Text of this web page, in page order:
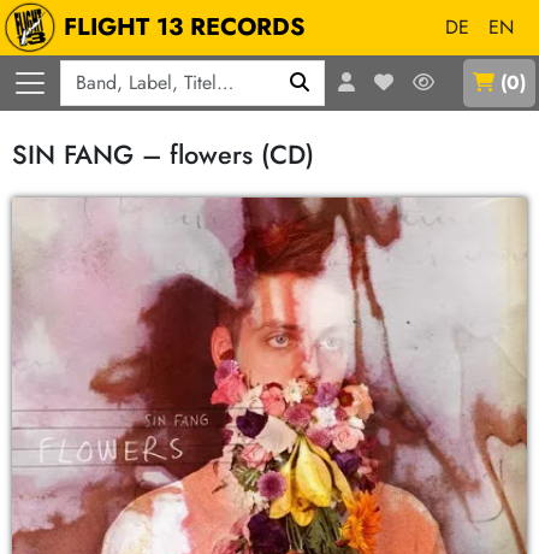
FLIGHT 13 RECORDS DE
EN
(0)
SIN FANG – flowers (CD)